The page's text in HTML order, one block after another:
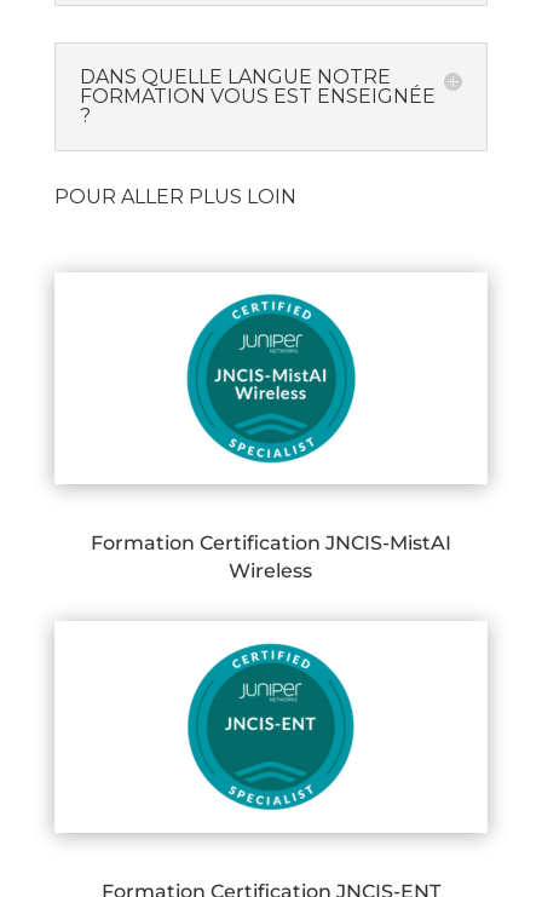
DANS QUELLE LANGUE NOTRE
FORMATION VOUS EST ENSEIGNÉE
?
POUR ALLER PLUS LOIN
Formation Certification JNCIS-MistAI
Wireless
Formation Certification JNCIS-ENT